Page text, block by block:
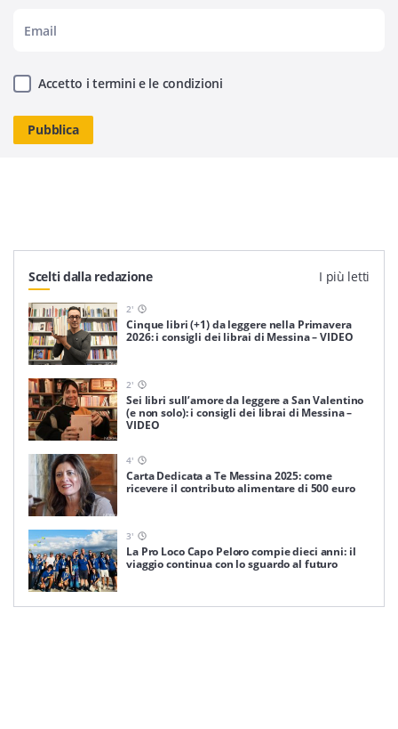
Accetto i termini e le condizioni
Scelti dalla redazione I più letti
2'
Cinque libri (+1) da leggere nella Primavera
2026: i consigli dei librai di Messina – VIDEO
2'
Sei libri sull’amore da leggere a San Valentino
(e non solo): i consigli dei librai di Messina –
VIDEO
4'
Carta Dedicata a Te Messina 2025: come
ricevere il contributo alimentare di 500 euro
3'
La Pro Loco Capo Peloro compie dieci anni: il
viaggio continua con lo sguardo al futuro